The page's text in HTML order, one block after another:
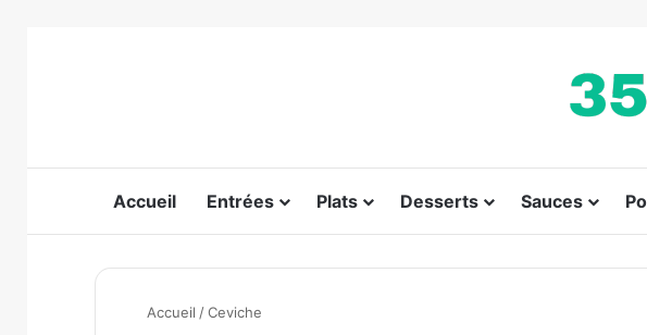
Accueil Entrées Plats Desserts Sauces
Accueil /Ceviche